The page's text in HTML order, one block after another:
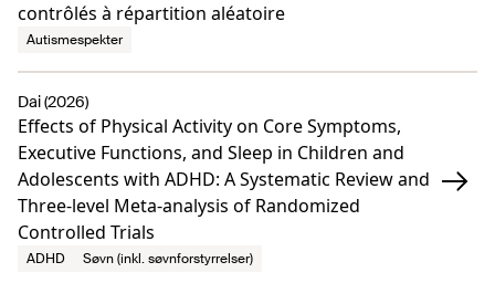
contrôlés à répartition aléatoire
Autismespekter
Effects of Physical Activity on Core Symptoms,
Executive Functions, and Sleep in Children and
Adolescents with ADHD: A Systematic Review and
Three-level Meta-analysis of Randomized
Controlled Trials
Dai (2026)
ADHD Søvn (inkl. søvnforstyrrelser)